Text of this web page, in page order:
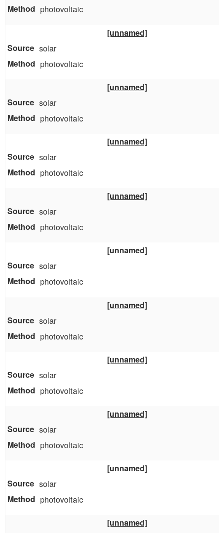
photovoltaic
[unnamed]
solar
photovoltaic
[unnamed]
solar
photovoltaic
[unnamed]
solar
photovoltaic
[unnamed]
solar
photovoltaic
[unnamed]
solar
photovoltaic
[unnamed]
solar
photovoltaic
[unnamed]
solar
photovoltaic
[unnamed]
solar
photovoltaic
[unnamed]
solar
photovoltaic
[unnamed]